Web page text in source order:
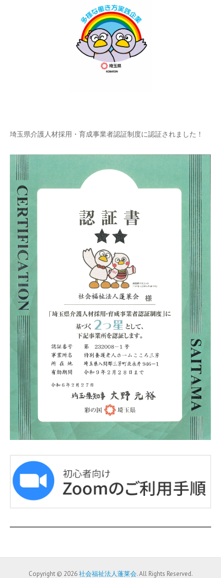
埼玉県介護人材採用・育成事業者認証制度に認証されました！
Copyright © 2026社会福祉法人蓬莱会. All Rights Reserved.